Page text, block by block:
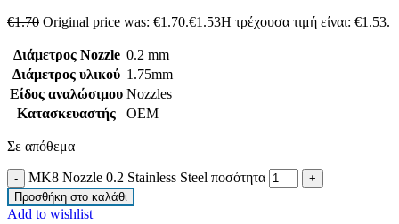
€1.70 Original price was: €1.70.€1.53Η τρέχουσα τιμή είναι: €1.53.
Διάμετρος Nozzle 0.2 mm
Διάμετρος υλικού 1.75mm
Είδος αναλώσιμου Nozzles
Κατασκευαστής
OEM
Σε απόθεμα
MK8 Nozzle 0.2 Stainless Steel ποσότητα
Προσθήκη στο καλάθι
Add to wishlist